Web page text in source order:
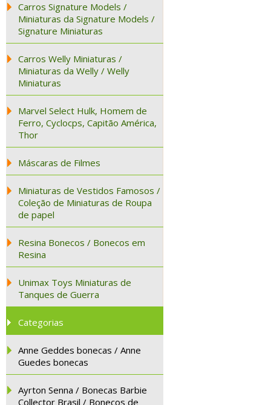
Carros Signature Models /
Miniaturas da Signature Models /
Signature Miniaturas
Carros Welly Miniaturas /
Miniaturas da Welly / Welly
Miniaturas
Marvel Select Hulk, Homem de
Ferro, Cyclocps, Capitão América,
Thor
Máscaras de Filmes
Miniaturas de Vestidos Famosos /
Coleção de Miniaturas de Roupa
de papel
Resina Bonecos / Bonecos em
Resina
Unimax Toys Miniaturas de
Tanques de Guerra
Categorias
Anne Geddes bonecas / Anne
Guedes bonecas
Ayrton Senna / Bonecas Barbie
Collector Brasil / Bonecos de